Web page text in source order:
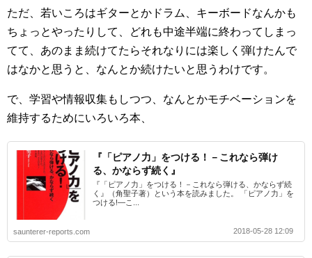
ただ、若いころはギターとかドラム、キーボードなんかも
ちょっとやったりして、どれも中途半端に終わってしまっ
てて、あのまま続けてたらそれなりには楽しく弾けたんで
はなかと思うと、なんとか続けたいと思うわけです。
で、学習や情報収集もしつつ、なんとかモチベーションを
維持するためにいろいろ本、
『「ピアノ力」をつける！－これなら弾け
る、かならず続く』
『「ピアノ力」をつける！－これなら弾ける、かならず続
く』（角聖子著）という本を読みました。 「ピアノ力」を
つける!―こ...
saunterer-reports.com 2018-05-28 12:09